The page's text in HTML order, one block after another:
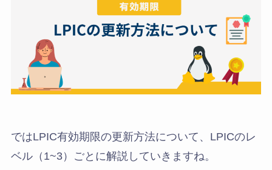
ではLPIC有効期限の更新方法について、LPICのレ
ベル（1~3）ごとに解説していきますね。